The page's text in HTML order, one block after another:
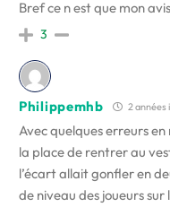
Bref ce n est que mon
3
Philippemhb 2 années
Avec quelques erreurs
la place de rentrer au
l’écart allait gonfler en
de niveau des joueurs